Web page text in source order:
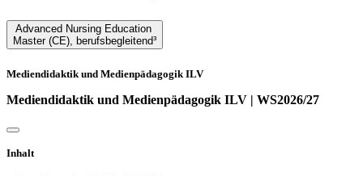
Advanced Nursing Education
Master (CE), berufsbegleitend³
Mediendidaktik und Medienpädagogik ILV
Mediendidaktik und Medienpädagogik ILV | WS2026/27
Inhalt